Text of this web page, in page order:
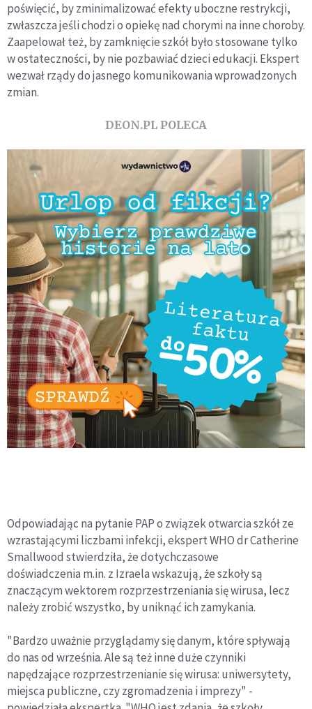
poświęcić, by zminimalizować efekty uboczne restrykcji,
zwłaszcza jeśli chodzi o opiekę nad chorymi na inne choroby.
Zaapelował też, by zamknięcie szkół było stosowane tylko
w ostateczności, by nie pozbawiać dzieci edukacji. Ekspert
wezwał rządy do jasnego komunikowania wprowadzonych
zmian.
DEON.PL POLECA
Odpowiadając na pytanie PAP o związek otwarcia szkół ze
wzrastającymi liczbami infekcji, ekspert WHO dr Catherine
Smallwood stwierdziła, że dotychczasowe
doświadczenia m.in. z Izraela wskazują, że szkoły są
znaczącym wektorem rozprzestrzeniania się wirusa, lecz
należy zrobić wszystko, by uniknąć ich zamykania.
"Bardzo uważnie przyglądamy się danym, które spływają
do nas od września. Ale są też inne duże czynniki
napędzające rozprzestrzenianie się wirusa: uniwersytety,
miejsca publiczne, czy zgromadzenia i imprezy" -